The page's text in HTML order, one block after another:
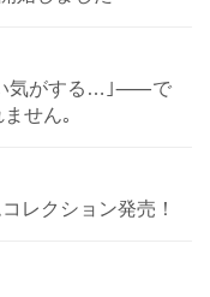
い気がする…｣⸺で
せん｡
レクション発売！